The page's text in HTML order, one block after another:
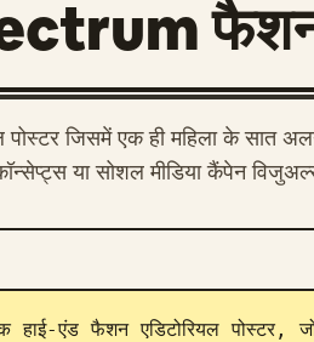
फैशन
पोस्टर जिसमें एक ही महिला के सात
या सोशल मीडिया कैंपेन
हाई-एंड फैशन एडिटोरियल पोस्टर,